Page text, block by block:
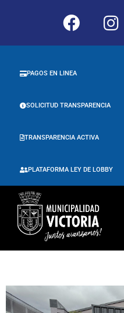
PLATAFORMA LEY DE LOBBY
TRANSPARENCIA ACTIVA
SOLICITUD TRANSPARENCIA
PAGOS EN LINEA